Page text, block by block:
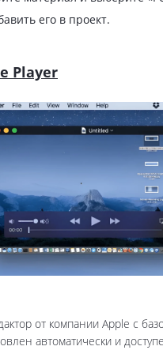
его в проект.
Player
от компании Apple с
автоматически и